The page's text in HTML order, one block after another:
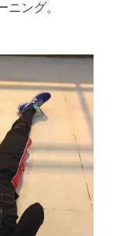
ニング。